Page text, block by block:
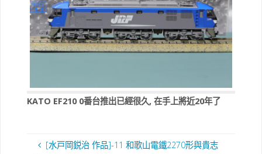
KATO EF210 0番台推出已經很久, 在手上將近20年了
[水戸岡鋭治 作品]-11 和歌山電鐵2270形與貴志